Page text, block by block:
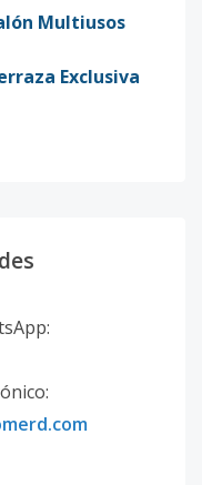
Multiusos
Exclusiva